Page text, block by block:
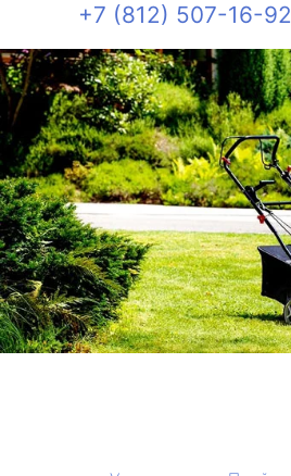
+7 (812) 507-16-92